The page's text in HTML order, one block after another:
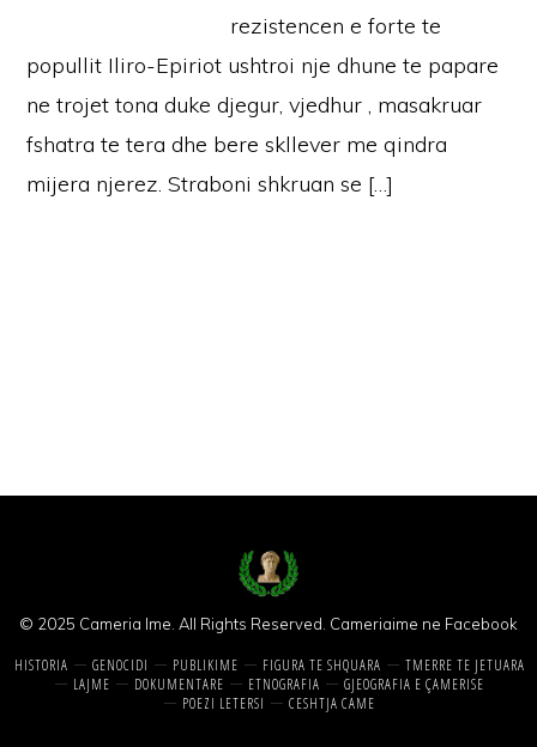
rezistencen e forte te
popullit Iliro-Epiriot ushtroi nje dhune te papare
ne trojet tona duke djegur, vjedhur , masakruar
fshatra te tera dhe bere skllever me qindra
mijera njerez. Straboni shkruan se […]
© 2025 Cameria Ime. All Rights Reserved. Cameriaime ne Facebook
HISTORIA GENOCIDI PUBLIKIME FIGURA TE SHQUARA
TMERRE TE JETUARA
LAJME
DOKUMENTARE ETNOGRAFIA
GJEOGRAFIA E ÇAMERISE
POEZI LETERSI
CESHTJA CAME